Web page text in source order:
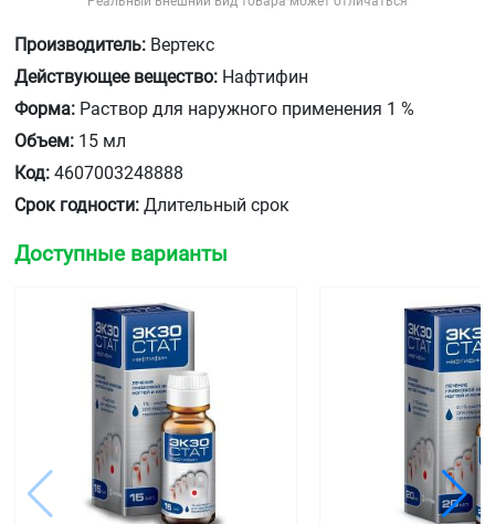
Производитель: Вертекс
Действующее вещество: Нафтифин
Форма: Раствор для наружного применения 1 %
Объем: 15 мл
Код: 4607003248888
Срок годности: Длительный срок
Доступные варианты